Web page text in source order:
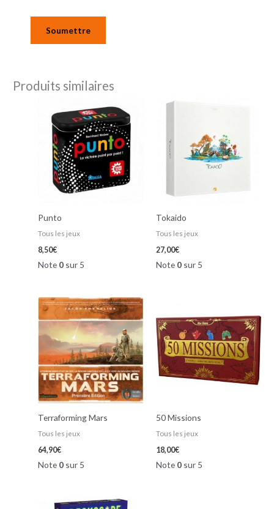
Produits similaires
Punto
Tous les jeux
8,50€
Note 0 sur 5
Tokaido
Tous les jeux
27,00€
Note 0sur 5
Terraforming Mars
Tous les jeux
64,90€
Note 0 sur 5
50 Missions
Tous les jeux
18,00€
Note 0sur 5